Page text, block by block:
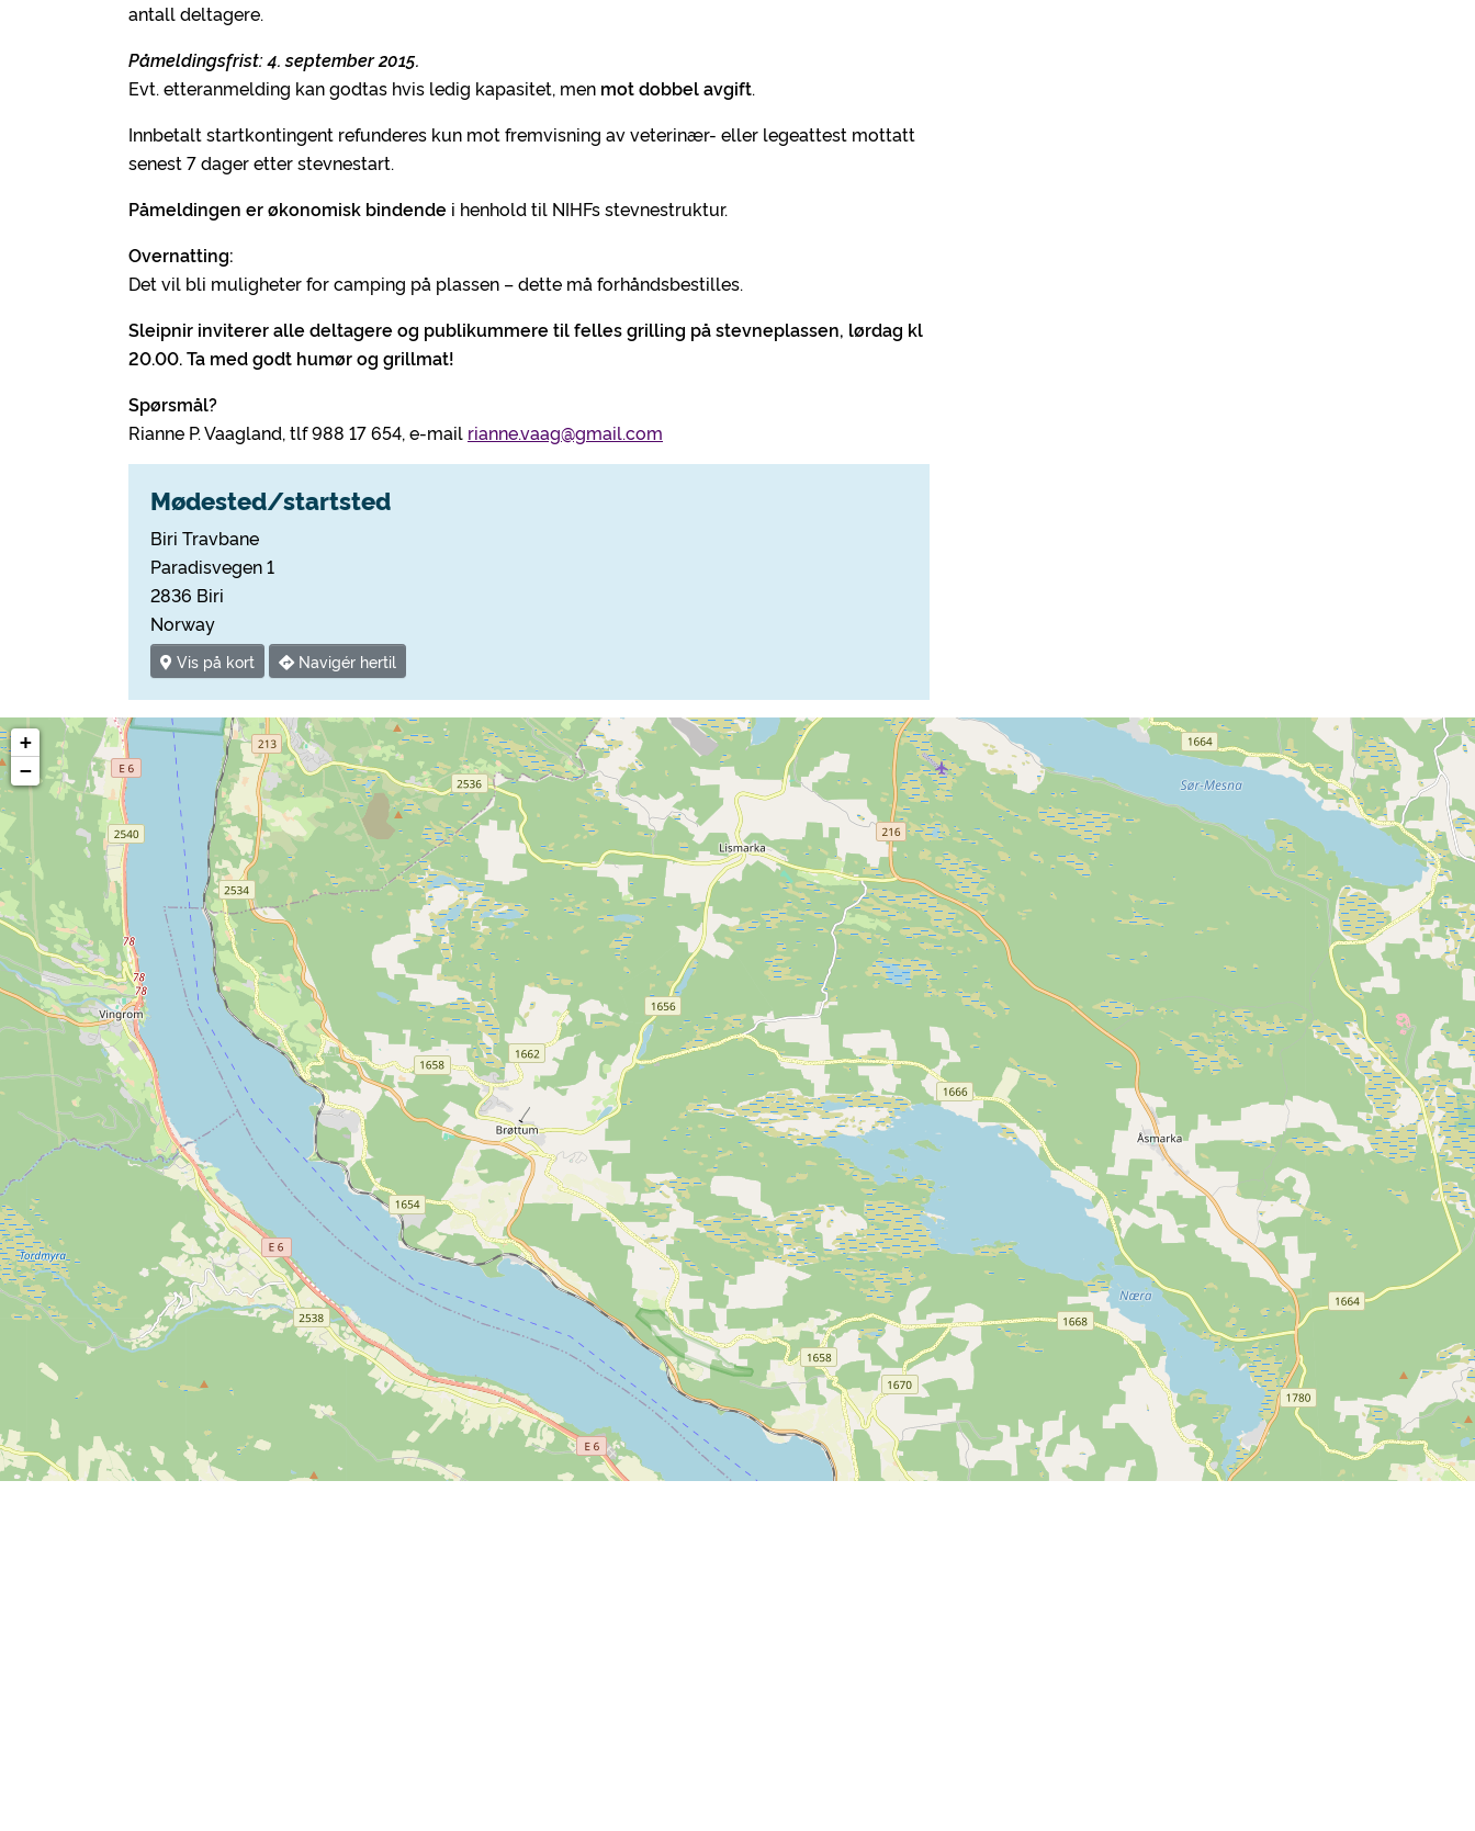
antall deltagere.
Påmeldingsfrist: 4. september 2015.
Evt. etteranmelding kan godtas hvis ledig kapasitet, men mot dobbel avgift.
Innbetalt startkontingent refunderes kun mot fremvisning av veterinær- eller legeattest mottatt
senest 7 dager etter stevnestart.
Påmeldingen er økonomisk bindende i henhold til NIHFs stevnestruktur.
Overnatting:
Det vil bli muligheter for camping på plassen – dette må forhåndsbestilles.
Sleipnir inviterer alle deltagere og publikummere til felles grilling på stevneplassen, lørdag kl
20.00. Ta med godt humør og grillmat!
Spørsmål?
Rianne P. Vaagland, tlf 988 17 654, e-mail rianne.vaag@gmail.com
Mødested/startsted
Biri Travbane
Paradisvegen 1
2836 Biri
Norway
Vis på kort Navigér hertil
+
−